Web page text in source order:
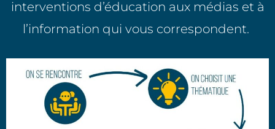
interventions d’éducation aux médias et à
l’information qui vous correspondent.